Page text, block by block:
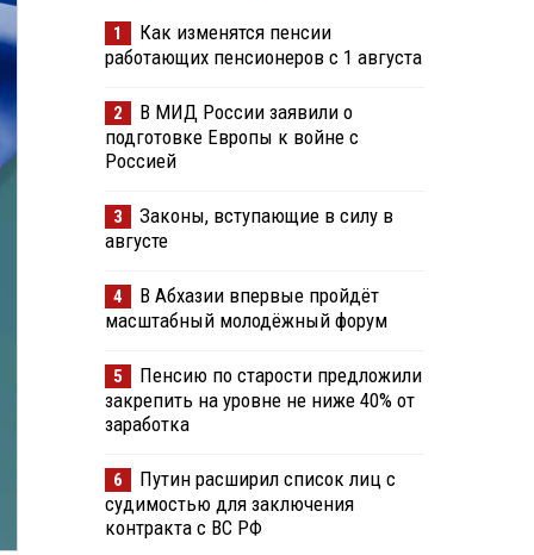
1
Как изменятся пенсии
работающих пенсионеров с 1 августа
2
В МИД России заявили о
подготовке Европы к войне с
Россией
3
Законы, вступающие в силу в
августе
4
В Абхазии впервые пройдёт
масштабный молодёжный форум
5
Пенсию по старости предложили
закрепить на уровне не ниже 40% от
заработка
6
Путин расширил список лиц с
судимостью для заключения
контракта с ВС РФ